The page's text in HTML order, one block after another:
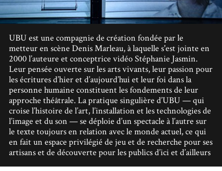
UBU est une compagnie de création fondée par le
metteur en scène Denis Marleau, à laquelle s'est jointe en
2000 l’auteure et conceptrice vidéo Stéphanie Jasmin.
Leur pensée ouverte sur les arts vivants, leur passion pour
les écritures d’hier et d’aujourd’hui et leur foi dans la
personne humaine constituent les fondements de leur
approche théâtrale. La pratique singulière d’UBU — qui
croise l’histoire de l’art, l’installation et les technologies de
l’image et du son — se déploie d’un spectacle à l’autre sur
le texte toujours en relation avec le monde actuel, ce qui
en fait un espace privilégié de jeu et de recherche pour ses
artisans et de découverte pour les publics d’ici et d’ailleurs